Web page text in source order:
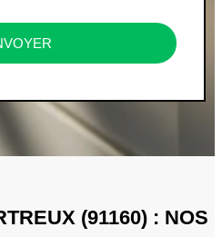
(91160) : NOS